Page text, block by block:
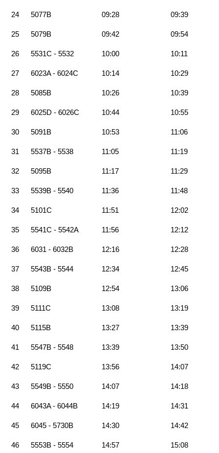
24 5077B 09:28 09:39
25 5079B 09:42 09:54
26 5531C - 5532 10:00 10:11
27 6023A - 6024C 10:14 10:29
28 5085B 10:26 10:39
29 6025D - 6026C 10:44 10:55
30 5091B 10:53 11:06
31 5537B - 5538 11:05 11:19
32 5095B 11:17 11:29
33 5539B - 5540 11:36 11:48
34 5101C 11:51 12:02
35 5541C - 5542A 11:56 12:12
36 6031 - 6032B 12:16 12:28
37 5543B - 5544 12:34 12:45
38 5109B 12:54 13:06
39 5111C 13:08 13:19
40 5115B 13:27 13:39
41 5547B - 5548 13:39 13:50
42 5119C 13:56 14:07
43 5549B - 5550 14:07 14:18
44 6043A - 6044B 14:19 14:31
45 6045 - 5730B 14:30 14:42
46 5553B - 5554 14:57 15:08